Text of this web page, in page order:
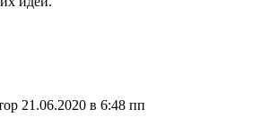
21.06.2020 в 6:48 пп